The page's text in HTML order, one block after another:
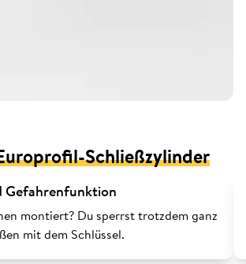
Schließzylinder
montiert? Du sperrst trotzdem ganz
mit dem Schlüssel.